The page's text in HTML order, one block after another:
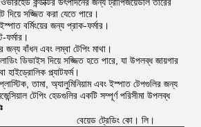
সজ্জিত করা যেতে পারে।
বর্মিংয়ের জন্য প্রাক-ফর্মার।
ফর্মার।
বাঁধন এবং লম্বা টেপিং মাথা।
ডিভাইস দিয়ে সজ্জিত হতে পারে, যা উপলব্ধ জায়গার
হাইড্রোলিক প্ল্যাটফর্ম।
তামা, অ্যালুমিনিয়াম এবং ইস্পাত টেপগুলির জন্য
টেপিং হেডগুলির একটি সম্পূর্ণ পরিসীমা উপলব্ধ
বেয়েড ট্রেডিং কো। লি।